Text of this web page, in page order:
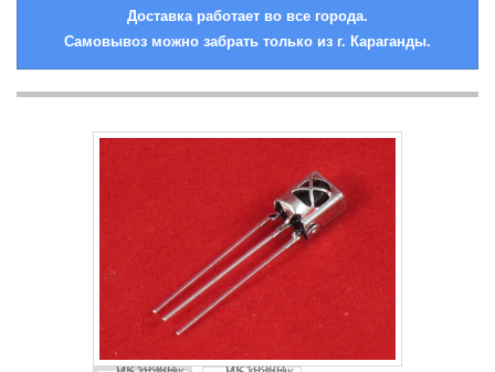
Доставка работает во все города.
Самовывоз можно забрать только из г. Караганды.